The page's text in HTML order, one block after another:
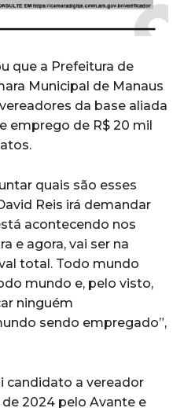
que a Prefeitura de
Municipal de Manaus
da base aliada
emprego de R$ 20 mil
quais são esses
Reis irá demandar
acontecendo nos
e agora, vai ser na
total. Todo mundo
mundo e, pelo visto,
ninguém
sendo empregado”,
candidato a vereador
2024 pelo Avante e